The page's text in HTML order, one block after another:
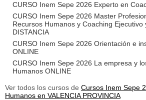
CURSO Inem Sepe 2026 Experto en
CURSO Inem Sepe 2026 Master
Recursos Humanos y Coaching Ejecutivo
DISTANCIA
CURSO Inem Sepe 2026 Orientación e
ONLINE
CURSO Inem Sepe 2026 La empresa y
Humanos ONLINE
Ver todos los cursos de Cursos Inem Sepe
Humanos en VALENCIA PROVINCIA